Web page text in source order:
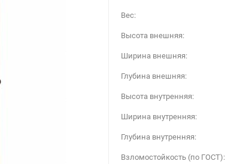
Вес:
Высота внешняя:
Ширина внешняя:
Глубина внешняя:
Высота внутренняя:
Ширина внутренняя:
Глубина внутренняя:
Взломостойкость (по ГОСТ):